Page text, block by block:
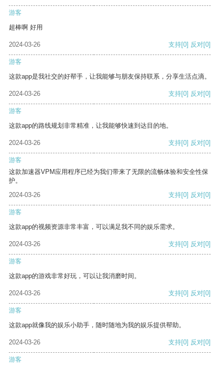
游客
超棒啊 好用
2024-03-26 支持[0] 反对[0]
游客
这款app是我社交的好帮手，让我能够与朋友保持联系，分享生活点滴。
2024-03-26 支持[0] 反对[0]
游客
这款app的路线规划非常精准，让我能够快速到达目的地。
2024-03-26 支持[0] 反对[0]
游客
这款加速器VPM应用程序已经为我们带来了无限的流畅体验和安全性保
护。
2024-03-26
支持[0] 反对[0]
游客
这款app的视频资源非常丰富，可以满足我不同的娱乐需求。
2024-03-26 支持[0] 反对[0]
游客
这款app的游戏非常好玩，可以让我消磨时间。
2024-03-26 支持[0] 反对[0]
游客
这款app就像我的娱乐小助手，随时随地为我的娱乐提供帮助。
2024-03-26 支持[0] 反对[0]
游客